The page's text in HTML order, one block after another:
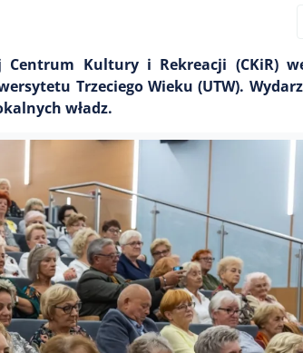
Kultury i Rekreacji (CKiR)
Trzeciego Wieku (UTW).
władz.